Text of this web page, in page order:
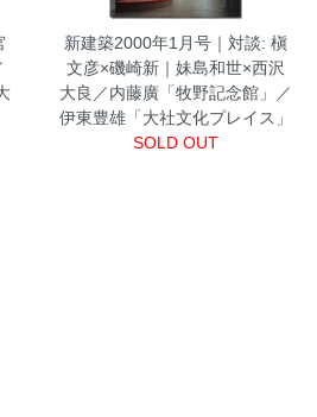
新建築2000年1月号｜対談: 槇
文彦×磯崎新｜妹島和世×西沢
大良／内藤廣「牧野記念館」／
伊東豊雄「大社文化プレイス」
SOLD OUT